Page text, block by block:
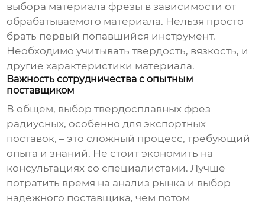
выбора материала фрезы в зависимости от
обрабатываемого материала. Нельзя просто
брать первый попавшийся инструмент.
Необходимо учитывать твердость, вязкость, и
другие характеристики материала.
Важность сотрудничества с опытным
поставщиком
В общем, выбортвердосплавных фрез
радиусных, особенно для экспортных
поставок, – это сложный процесс, требующий
опыта и знаний. Не стоит экономить на
консультациях со специалистами. Лучше
потратить время на анализ рынка и выбор
надежного поставщика, чем потом